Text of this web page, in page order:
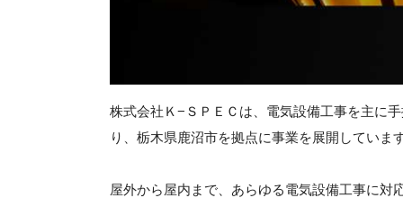
株式会社Ｋ−ＳＰＥＣは、電気設備工事を主に
り、栃木県鹿沼市を拠点に事業を展開していま
屋外から屋内まで、あらゆる電気設備工事に対